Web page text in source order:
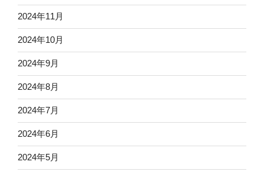
2024年11月
2024年10月
2024年9月
2024年8月
2024年7月
2024年6月
2024年5月